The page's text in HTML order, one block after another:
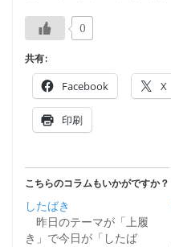
0
共有:
Facebook X
印刷
こちらのコラムもいかがですか？
したばき
昨日のテーマが「上履
き」で今日が「したば